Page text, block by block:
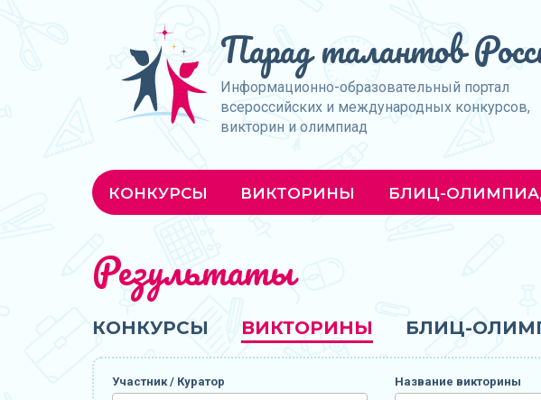
Парад талантов
Информационно-образовательный портал
всероссийских и международных конкурсов,
викторин и олимпиад
КОНКУРСЫ ВИКТОРИНЫ БЛИЦ-
Результаты
КОНКУРСЫ ВИКТОРИНЫ БЛИЦ-
Участник / Куратор Название викторины